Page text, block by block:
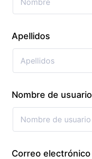
Apellidos
Nombre de usuario
Correo electrónico